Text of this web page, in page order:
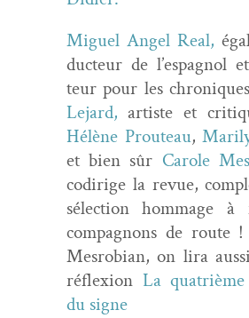
Miguel Angel Real,
duc­teur de l’espagnol
teur pour les
Lejard, artiste et
Hélène Prouteau,
et bien sûr Car­ole
codirige la revue,
sélec­tion hom­mage à
com­pagnons de route
Mes­ro­bian, on lira
réflex­ion La
du signe